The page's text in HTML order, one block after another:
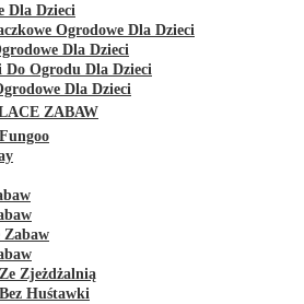
Dla Dzieci
Ogrodowe Dla Dzieci
Dla Dzieci
Do Ogrodu Dla Dzieci
Dla Dzieci
ZABAW
Zabaw
Zjeżdżalnią
Huśtawki